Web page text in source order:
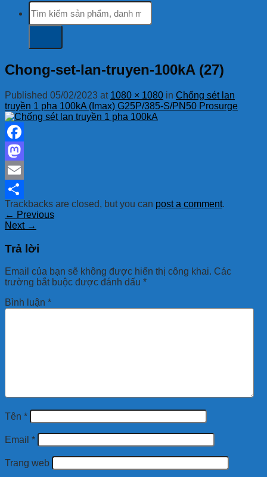
Tìm
kiếm:
Chong-set-lan-truyen-100kA (27)
Published 05/02/2023 at 1080 × 1080 in Chống sét lan
truyền 1 pha 100kA (Imax) G25P/385-S/PN50 Prosurge
Facebook
Mastodon
Email
Share
Trackbacks are closed, but you can post a comment.
← Previous
Next →
Trả lời
Email của bạn sẽ không được hiển thị công khai. Các
trường bắt buộc được đánh dấu *
Bình luận *
Tên *
Email *
Trang web